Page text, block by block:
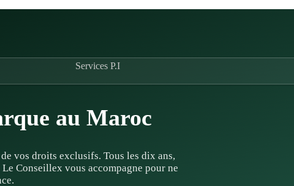
Services P.I
au Maroc
vos droits exclusifs. Tous les dix ans,
Conseillex vous accompagne pour ne